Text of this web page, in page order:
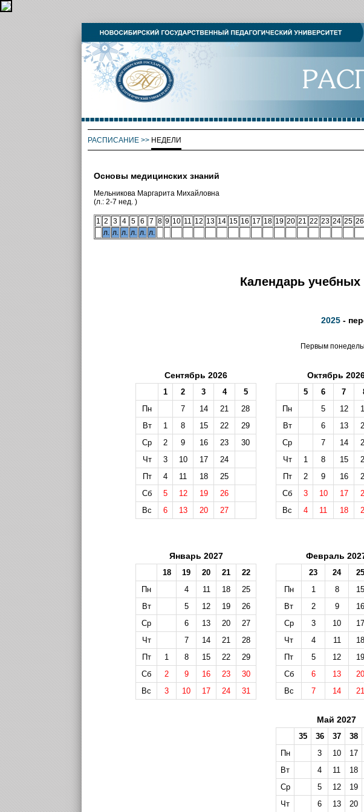
РАСПИСАНИЕ>> НЕДЕЛИ
Основы медицинских знаний
Мельникова Маргарита Михайловна
(л.: 2-7 нед. )
1 2 3 4 5 6 7 8 9 10 11 12 13 14 15 16 17 18 19 20 21 22 23 24 25 26
л. л. л. л. л. л.
Календарь учебных
2025-
Первым
Сентябрь 2026
1 2 3 4
5
Пн
7 14 21
28
Вт
1 8 15 22
29
Ср
2 9 16 23
30
Чт
3 10 17
24
Пт
4 11 18
25
Сб
5 12 19
26
Вс
6 13 20 27
Октябрь
5 6 7
Пн
5 12
Вт
6 13
Ср
7 14
Чт
1 8 15
Пт
2 9 16
Сб
3 10 17
Вс
4 11 18
Январь 2027
18 19 20 21
22
Пн
4 11 18
25
Вт
5 12 19
26
Ср
6 13 20
27
Чт
7 14 21
28
Пт
1 8 15 22
29
Сб
2 9 16 23
30
Вс
3 10 17 24 31
Февраль
23 24 25
Пн
1 8 15
Вт
2 9 16
Ср
3 10 17
Чт
4 11 18
Пт
5 12 19
Сб
6 13 20
Вс
7 14 21
Май 2027
35 36 37 38
Пн
3 10 17
Вт
4 11 18
Ср
5 12 19
Чт
6 13 20